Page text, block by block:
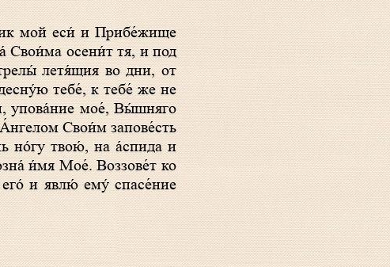
Свои́ма осени́т тя, и под
летя́щия во дни, от
тебе́, к тебе́ же не
упова́ние мое́, Вы́шняго
Свои́м запове́сть
но́гу твою́, на а́спида и
и́мя Мое́. Воззове́т ко
и явлю́ eму́ спасе́ние